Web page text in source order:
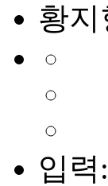
황
입력